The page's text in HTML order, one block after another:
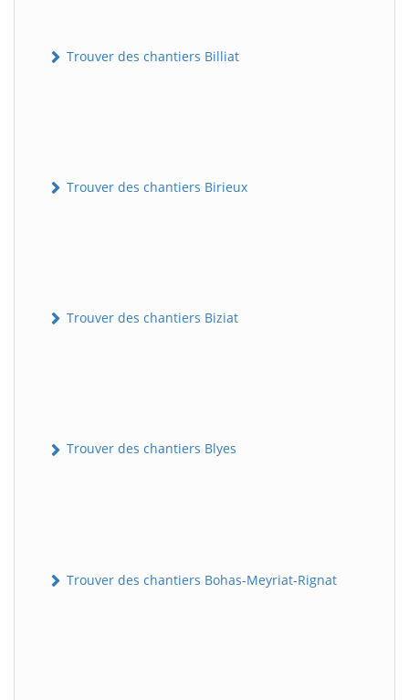
Trouver des chantiers Billiat
Trouver des chantiers Birieux
Trouver des chantiers Biziat
Trouver des chantiers Blyes
Trouver des chantiers Bohas-Meyriat-Rignat